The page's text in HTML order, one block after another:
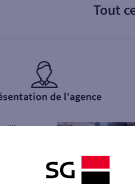
Tout
de l'agence
de